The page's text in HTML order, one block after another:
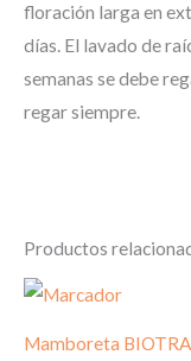
floración larga en
días. El lavado de
semanas se debe
regar siempre.
Productos
Mamboreta